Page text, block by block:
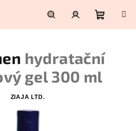
HledatPřihlášeníNákupní
košík
hydratační
gel 300 ml
ZIAJA LTD.